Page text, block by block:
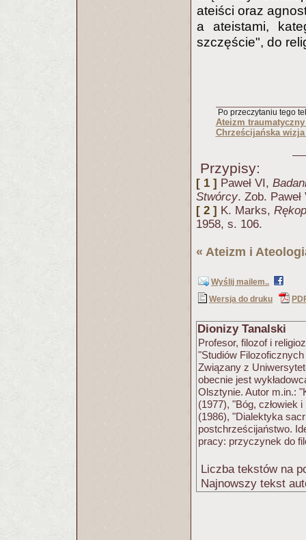
ateiści oraz
a ateistami,
szczęście", do
Po przeczytaniu tego
Ateizm
Chrześcijańska
Przypisy:
[ 1 ] Paweł VI,
Stwórcy. Zob.
[ 2 ] K. Marks,
1958, s. 106.
« Ateizm i
Wyślij mailem..
Wersja do druku
Dionizy Tanalski
Profesor, filozof i
"Studiów
Związany z
obecnie jest
Olsztynie. Autor m.in.:
(1977), "Bóg, człowiek
(1986), "Dialektyka
postchrześcijaństwo.
pracy: przyczynek do
Liczba tekstów na
Najnowszy tekst